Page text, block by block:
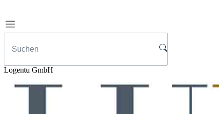
Logentu GmbH